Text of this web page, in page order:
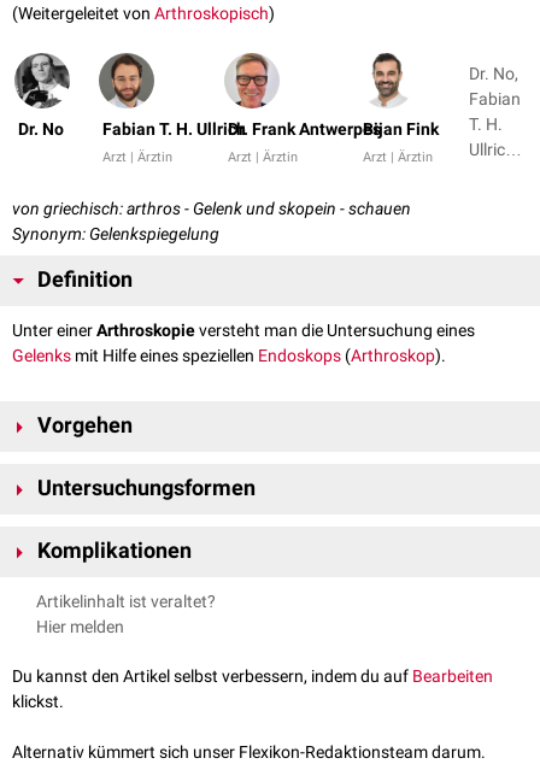
(Weitergeleitet von Arthroskopisch)
Dr. No Fabian T. H. Ullrich
Arzt | Ärztin
Dr. Frank Antwerpes
Arzt | Ärztin
Bijan Fink
Arzt | Ärztin
Dr. No,
Fabian
T. H.
Ullrich +
von griechisch: arthros - Gelenk und skopein - schauen
Synonym: Gelenkspiegelung
Definition
Unter einerArthroskopieversteht man die Untersuchung eines
Gelenks mit Hilfe eines speziellen Endoskops (Arthroskop).
Vorgehen
durchgeführt werden. Zur Vorbereitung wird das Gelenk mit Flüssigkeit
geeigneter Stelle wird über eine
Wenn weiteres Instrumentarium eingebracht werden soll, erfolgen ggf.
weitere Stichinzisionen.
Untersuchungsformen
werden. Unter anderem unterscheidet man:
Hüftgelenksarthroskopie
Schultergelenksarthroskopie
Handgelenksarthroskopie
Komplikationen
Knorpelverletzungen
Blutungen
Artikelinhalt ist veraltet?
Hier melden
Du kannst den Artikel selbst verbessern, indem du auf Bearbeiten
klickst.
Alternativ kümmert sich unser Flexikon-Redaktionsteam darum.